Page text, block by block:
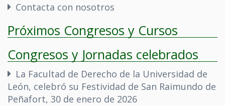
Contacta con nosotros
Próximos Congresos y Cursos
Congresos y Jornadas celebrados
La Facultad de Derecho de la Universidad de
León, celebró su Festividad de San Raimundo de
Peñafort, 30 de enero de 2026